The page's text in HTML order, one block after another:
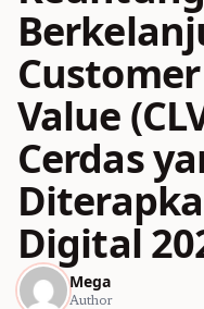
Value
Cerdas
Digital
Mega
Author